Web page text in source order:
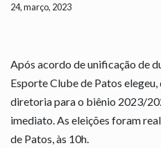
24, março, 2023
Após acordo de unificação de
Esporte Clube de Patos
diretoria para o biênio 2023/
imediato. As eleições foram
de Patos, às 10h.